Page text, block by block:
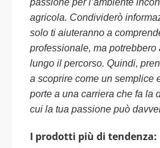
passione per l’ambiente
agricola. Condividerò
solo ti aiuteranno a
professionale, ma potrebbero
lungo il percorso. Quindi,
a scoprire come un semplice
porte a una carriera che fa la
cui la tua passione può
I prodotti più di tendenza: